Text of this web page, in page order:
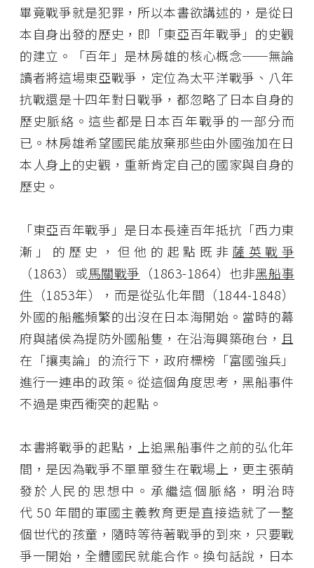
畢竟戰爭就是犯罪，所以本書欲講述的，是從日
本自身出發的歷史，即「東亞百年戰爭」的史觀
的建立。「百年」是林房雄的核心概念──無論
讀者將這場東亞戰爭，定位為太平洋戰爭、八年
抗戰還是十四年對日戰爭，都忽略了日本自身的
歷史脈絡。這些都是日本百年戰爭的一部分而
已。林房雄希望國民能放棄那些由外國強加在日
本人身上的史觀，重新肯定自己的國家與自身的
歷史。
「東亞百年戰爭」是日本長達百年抵抗「西力東
漸」的歷史，但他的起點既非 薩英戰爭
（1863）或馬關戰爭 （1863-1864）也非黑船事
件 （1853年），而是從弘化年間（1844-1848）
外國的船艦頻繁的出沒在日本海開始。當時的幕
府與諸侯為提防外國船隻，在沿海興築砲台，且
在「攘夷論」的流行下，政府標榜「富國強兵」
進行一連串的政策。從這個角度思考，黑船事件
不過是東西衝突的起點。
本書將戰爭的起點，上追黑船事件之前的弘化年
間，是因為戰爭不單單發生在戰場上，更主張萌
發於人民的思想中。承繼這個脈絡，明治時
代 50 年間的軍國主義教育更是直接造就了一整
個世代的孩童，隨時等待著戰爭的到來，只要戰
爭一開始，全體國民就能合作。換句話說，日本